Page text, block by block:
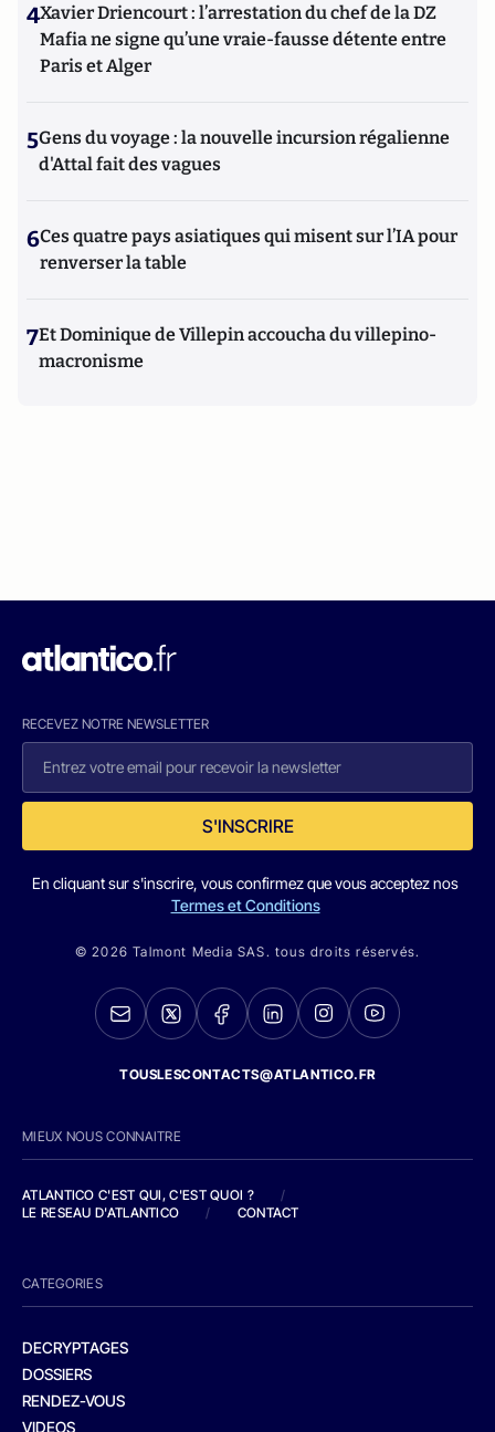
4Xavier Driencourt : l’arrestation du chef de la DZ
Mafia ne signe qu’une vraie-fausse détente entre
Paris et Alger
5Gens du voyage : la nouvelle incursion régalienne
d'Attal fait des vagues
6Ces quatre pays asiatiques qui misent sur l’IA pour
renverser la table
7Et Dominique de Villepin accoucha du villepino-
macronisme
RECEVEZ NOTRE NEWSLETTER
S'INSCRIRE
En cliquant sur s'inscrire, vous confirmez que vous acceptez nos
Termes et Conditions
© 2026 Talmont Media SAS. tous droits réservés.
TOUSLESCONTACTS@ATLANTICO.FR
MIEUX NOUS CONNAITRE
ATLANTICO C'EST QUI, C'EST QUOI ?
/
LE RESEAU D'ATLANTICO
/ CONTACT
CATEGORIES
DECRYPTAGES
DOSSIERS
RENDEZ-VOUS
VIDEOS